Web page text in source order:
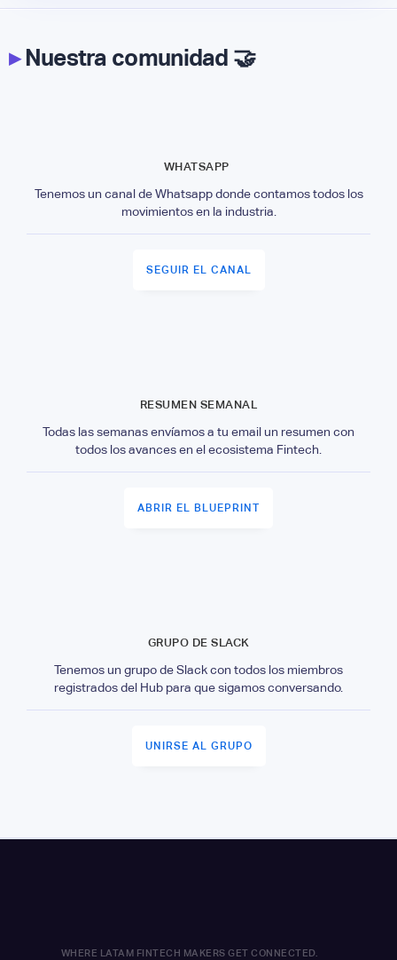
▸Nuestra comunidad 🤝
WHATSAPP
Tenemos un canal de Whatsapp donde contamos todos los
movimientos en la industria.
SEGUIR EL CANAL
RESUMEN SEMANAL
Todas las semanas envíamos a tu email un resumen con
todos los avances en el ecosistema Fintech.
ABRIR EL BLUEPRINT
GRUPO DE SLACK
Tenemos un grupo de Slack con todos los miembros
registrados del Hub para que sigamos conversando.
UNIRSE AL GRUPO
WHERE LATAM FINTECH MAKERS GET CONNECTED.